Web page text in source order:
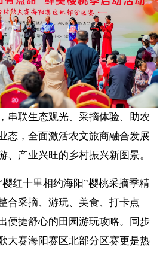
联生态观光、采摘体验、助农
态，全面激活农文旅商融合发展
、产业兴旺的乡村振兴新图景。
十里相约海阳”樱桃采摘季精
合采摘、游玩、美食、打卡点
便捷舒心的田园游玩攻略。同步
大赛海阳赛区北部分区赛更是热